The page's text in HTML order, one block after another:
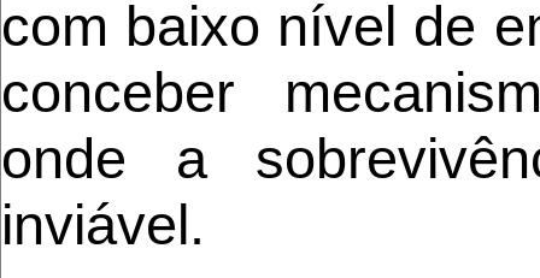
com baixo nível de
conceber
onde a
inviável.